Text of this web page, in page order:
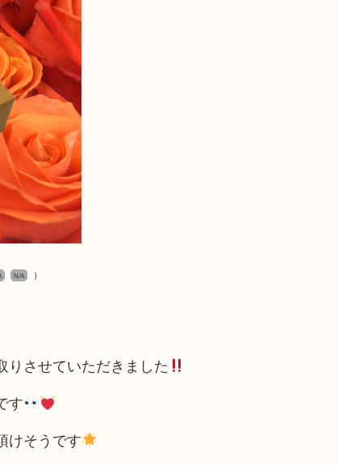
N/A
）
させていただきました
す
けそうです